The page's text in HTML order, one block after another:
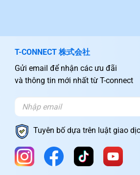
T-CONNECT 株式会社
Gửi email để nhận các ưu đãi
và thông tin mới nhất từ T-connect
Tuyên bố dựa trên luật giao